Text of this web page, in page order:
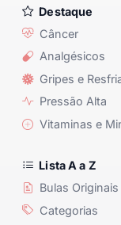
Destaque
Câncer
Analgésicos
Gripes e
Pressão Alta
Vitaminas e
Lista A a Z
Bulas Originais
Categorias